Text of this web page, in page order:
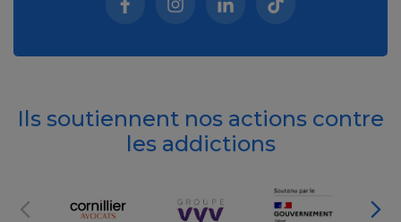
Facebook (nouvelle fenêtre)
Instagram (nouvelle fenêtre)
Linkedin (nouvelle
Tiktok (nouvelle
Ils soutiennent nos actions contre
les addictions